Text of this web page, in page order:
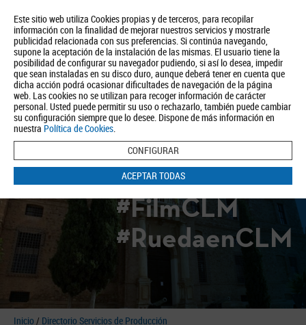
Este sitio web utiliza Cookies propias y de terceros, para recopilar
información con la finalidad de mejorar nuestros servicios y mostrarle
publicidad relacionada con sus preferencias. Si continúa navegando,
supone la aceptación de la instalación de las mismas. El usuario tiene la
posibilidad de configurar su navegador pudiendo, si así lo desea, impedir
que sean instaladas en su disco duro, aunque deberá tener en cuenta que
dicha acción podrá ocasionar dificultades de navegación de la página
web. Las cookies no se utilizan para recoger información de carácter
personal. Usted puede permitir su uso o rechazarlo, también puede cambiar
su configuración siempre que lo desee. Dispone de más información en
nuestra Política de Cookies.
CONFIGURAR
ACEPTAR TODAS
Quiénes somos Turismo Política de Privacidad Aviso Legal
Política de Cookies
BUSCAR
#FilmCLM
#RuedaenCLM
Inicio / Directorio Servicios de Producción